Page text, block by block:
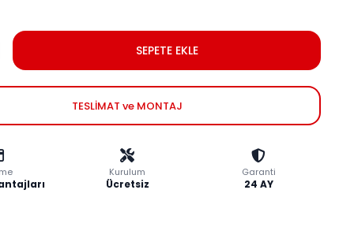
SEPETE EKLE
TESLİMAT ve MONTAJ
Kurulum
Ücretsiz
Garanti
24 AY